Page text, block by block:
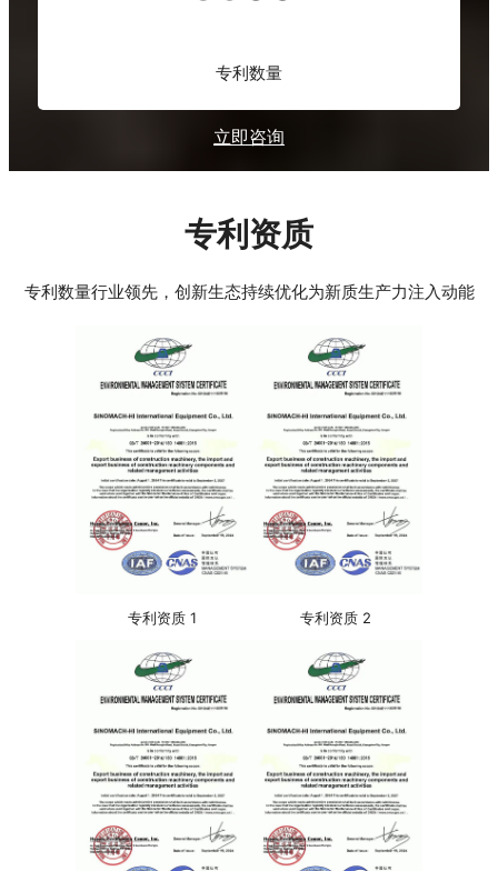
专利数量
立即咨询
专利资质
专利数量行业领先，创新生态持续优化为新质生产力注入动能
专利资质 1 专利资质 2